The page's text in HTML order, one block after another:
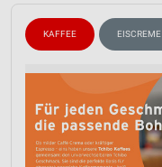
KAFFEE EISCREME